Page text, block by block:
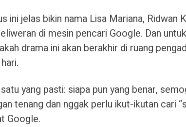
ini jelas bikin nama Lisa Mariana, Ridwan
di mesin pencari Google. Dan
drama ini akan berakhir di ruang
yang pasti: siapa pun yang benar,
tenang dan nggak perlu ikut-ikutan cari
Google.